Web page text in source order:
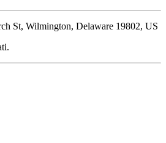
St, Wilmington, Delaware 19802, US